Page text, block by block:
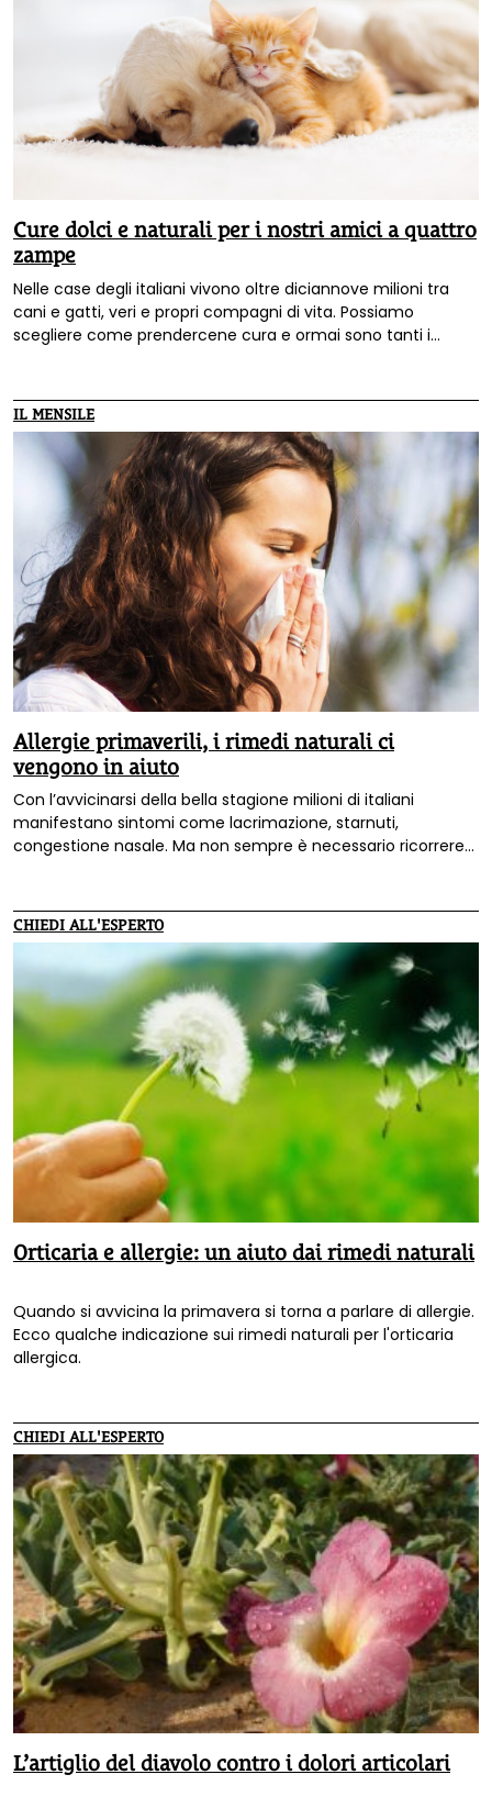
Cure dolci e naturali per i nostri amici a quattro
zampe
Nelle case degli italiani vivono oltre diciannove milioni tra
cani e gatti, veri e propri compagni di vita. Possiamo
scegliere come prendercene cura e ormai sono tanti i
attenzione alle relazioni.
IL MENSILE
Allergie primaverili, i rimedi naturali ci
vengono in aiuto
Con l’avvicinarsi della bella stagione milioni di italiani
manifestano sintomi come lacrimazione, starnuti,
congestione nasale. Ma non sempre è necessario ricorrere
CHIEDI ALL'ESPERTO
Orticaria e allergie: un aiuto dai rimedi naturali
Quando si avvicina la primavera si torna a parlare di allergie.
Ecco qualche indicazione sui rimedi naturali per l'orticaria
allergica.
CHIEDI ALL'ESPERTO
L’artiglio del diavolo contro i dolori articolari